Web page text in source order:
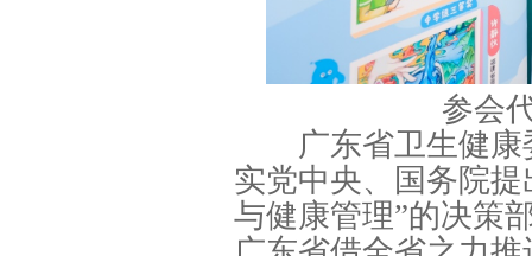
参会
广东省卫生健康
实党中央、国务院
与健康管理”的决策